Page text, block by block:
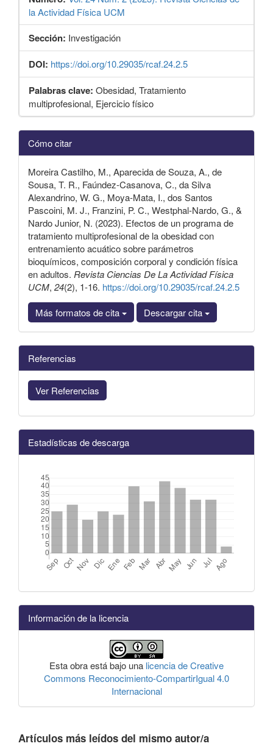
la Actividad Física UCM
Sección: Investigación
DOI: https://doi.org/10.29035/rcaf.24.2.5
Palabras clave: Obesidad, Tratamiento
multiprofesional, Ejercicio físico
Detalles
del
artículo
Cómo citar
Moreira Castilho, M., Aparecida de Souza, A., de
Sousa, T. R., Faúndez-Casanova, C., da Silva
Alexandrino, W. G., Moya-Mata, I., dos Santos
Pascoini, M. J., Franzini, P. C., Westphal-Nardo, G., &
Nardo Junior, N. (2023). Efectos de un programa de
tratamiento multiprofesional de la obesidad con
entrenamiento acuático sobre parámetros
bioquímicos, composición corporal y condición física
en adultos. Revista Ciencias De La Actividad Física
UCM, 24(2), 1-16. https://doi.org/10.29035/rcaf.24.2.5
Más formatos de cita
Descargar cita
Referencias
Ver Referencias
Estadísticas de descarga
Información de la licencia
Esta obra está bajo una licencia de Creative
Commons Reconocimiento-CompartirIgual 4.0
Internacional
Artículos más leídos del mismo autor/a